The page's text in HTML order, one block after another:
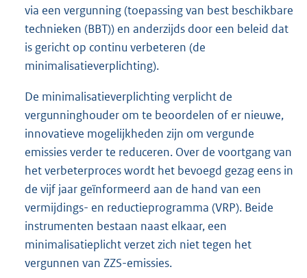
via een vergunning (toepassing van best beschikbare
technieken (BBT)) en anderzijds door een beleid dat
is gericht op continu verbeteren (de
minimalisatieverplichting).
De minimalisatieverplichting verplicht de
vergunninghouder om te beoordelen of er nieuwe,
innovatieve mogelijkheden zijn om vergunde
emissies verder te reduceren. Over de voortgang van
het verbeterproces wordt het bevoegd gezag eens in
de vijf jaar geïnformeerd aan de hand van een
vermijdings- en reductieprogramma (VRP). Beide
instrumenten bestaan naast elkaar, een
minimalisatieplicht verzet zich niet tegen het
vergunnen van ZZS-emissies.